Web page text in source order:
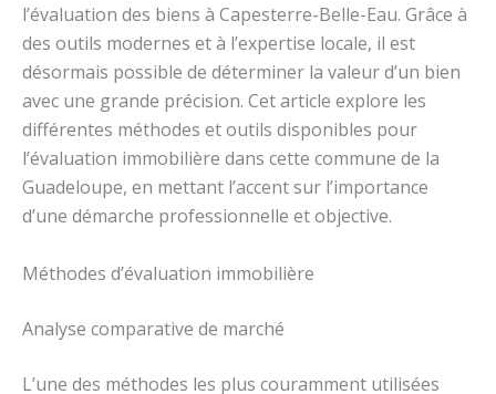
l’évaluation des biens à Capesterre-Belle-Eau. Grâce à
des outils modernes et à l’expertise locale, il est
désormais possible de déterminer la valeur d’un bien
avec une grande précision. Cet article explore les
différentes méthodes et outils disponibles pour
l’évaluation immobilière dans cette commune de la
Guadeloupe, en mettant l’accent sur l’importance
d’une démarche professionnelle et objective.
Méthodes d’évaluation immobilière
Analyse comparative de marché
L’une des méthodes les plus couramment utilisées